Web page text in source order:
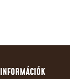
INFORMÁCIÓK